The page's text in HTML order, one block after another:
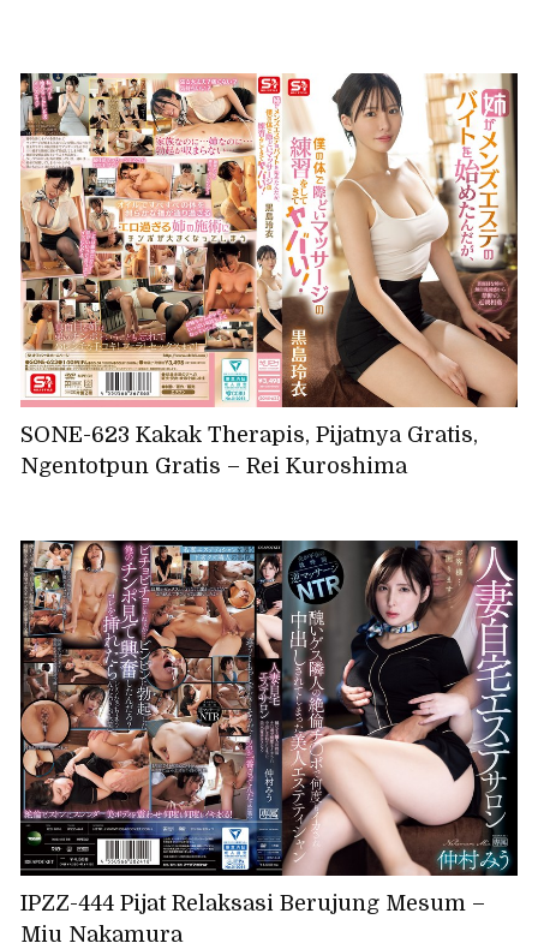
SONE-623 Kakak Therapis, Pijatnya Gratis,
Ngentotpun Gratis – Rei Kuroshima
IPZZ-444 Pijat Relaksasi Berujung Mesum –
Miu Nakamura